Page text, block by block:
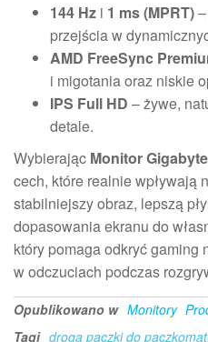
144 Hz i 1 ms (MPRT)
przejścia w
AMD FreeSync
i migotania oraz niskie
IPS Full HD – żywe,
detale.
Wybierając Monitor
cech, które realnie wpływają
stabilniejszy obraz, lepszą
dopasowania ekranu do
który pomaga odkryć gaming
w odczuciach podczas
Opublikowano w Monitory
Tagi droga paczki do